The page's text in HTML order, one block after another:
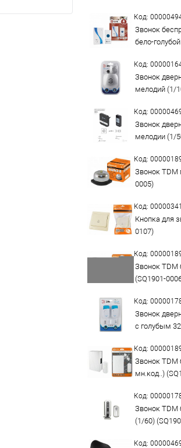
Код:
Звонок
бело-
Код:
Звонок
мелодий (1/
Код:
Звонок
мелодии (1/
Код:
Звонок
0005)
Код:
Кнопка для
0107)
Код:
Звонок TDM
(SQ1901-
Код:
Звонок
с голубым
Код:
Звонок TDM
мн.код..)
Код:
Звонок TDM
(1/60)
Код: